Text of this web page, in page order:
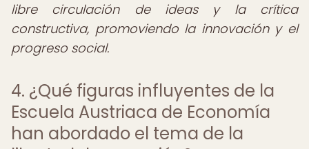
libre circulación de ideas y la crítica
constructiva, promoviendo la innovación y el
progreso social.
4. ¿Qué figuras influyentes de la
Escuela Austriaca de Economía
han abordado el tema de la